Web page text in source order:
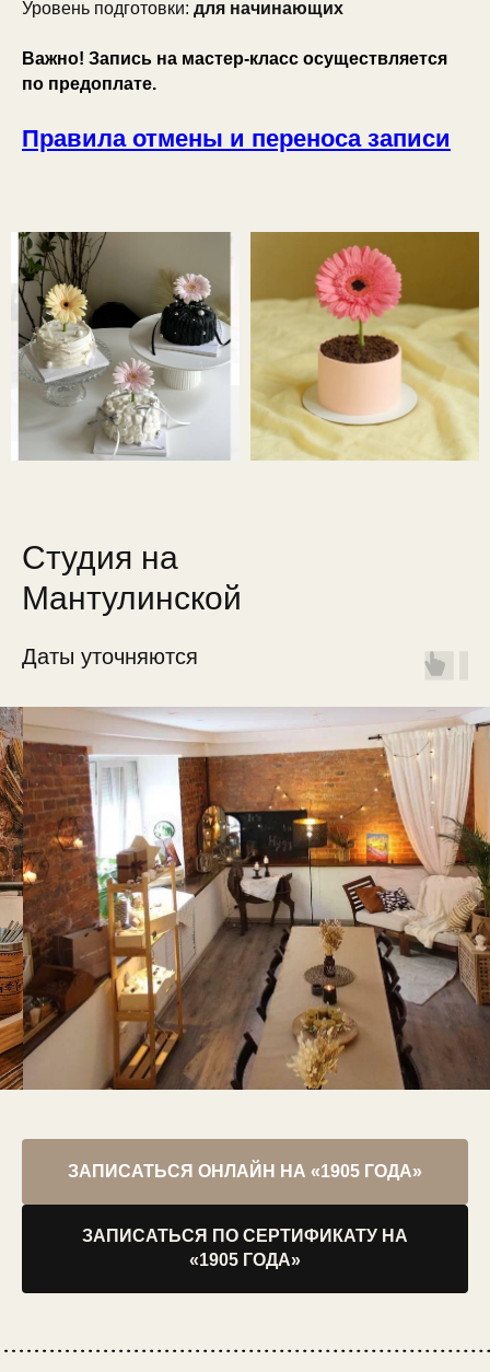
Уровень подготовки: для начинающих
Важно! Запись на мастер-класс осуществляется
по предоплате.
Правила отмены и переноса записи
Студия на
Мантулинской
Даты уточняются
ЗАПИСАТЬСЯ ОНЛАЙН НА «1905 ГОДА»
ЗАПИСАТЬСЯ ПО СЕРТИФИКАТУ НА
«1905 ГОДА»